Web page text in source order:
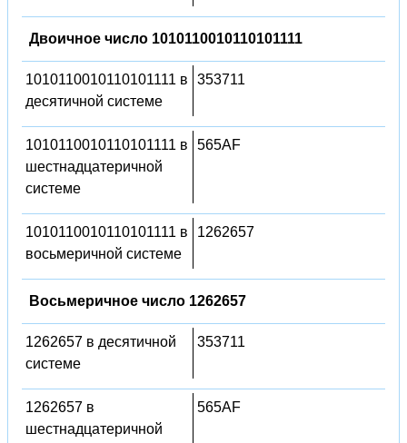
Двоичное число 1010110010110101111
1010110010110101111 в
десятичной системе
353711
1010110010110101111 в
шестнадцатеричной
системе
565AF
1010110010110101111 в
восьмеричной системе
1262657
Восьмеричное число 1262657
1262657 в десятичной
системе
353711
1262657 в
шестнадцатеричной
565AF